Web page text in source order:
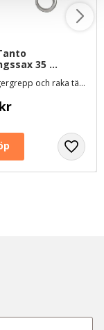
35
Unikt fingergrepp och raka tänder - längd ca 19,5 cm
kr